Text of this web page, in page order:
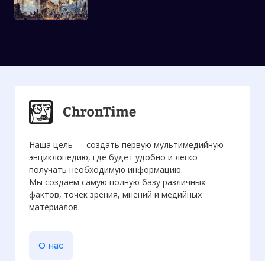
Наша цель — создать первую мультимедийную
энциклопедию, где будет удобно и легко
получать необходимую информацию.
Мы создаем самую полную базу различных
фактов, точек зрения, мнений и медийных
материалов.
О нас